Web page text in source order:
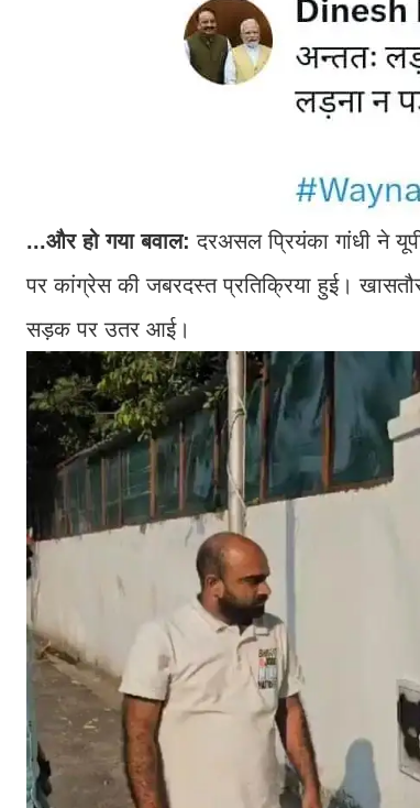
...और हो गया बवाल: दरअसल प्रियंका गांधी ने
पर कांग्रेस की जबरदस्त प्रतिक्रिया हुई।
सड़क पर उतर आई।